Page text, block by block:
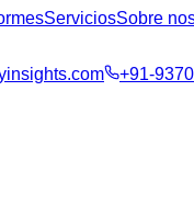
ServiciosSobre
+91-